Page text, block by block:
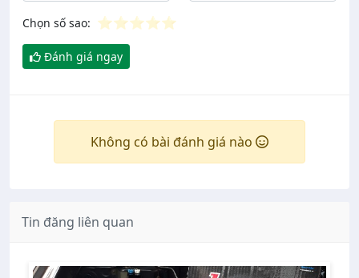
Chọn số sao: ⭐⭐⭐⭐⭐
Đánh giá ngay
Không có bài đánh giá nào
Tin đăng liên quan